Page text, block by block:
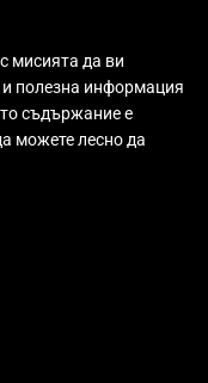
мисията да ви
полезна информация
съдържание е
можете лесно да